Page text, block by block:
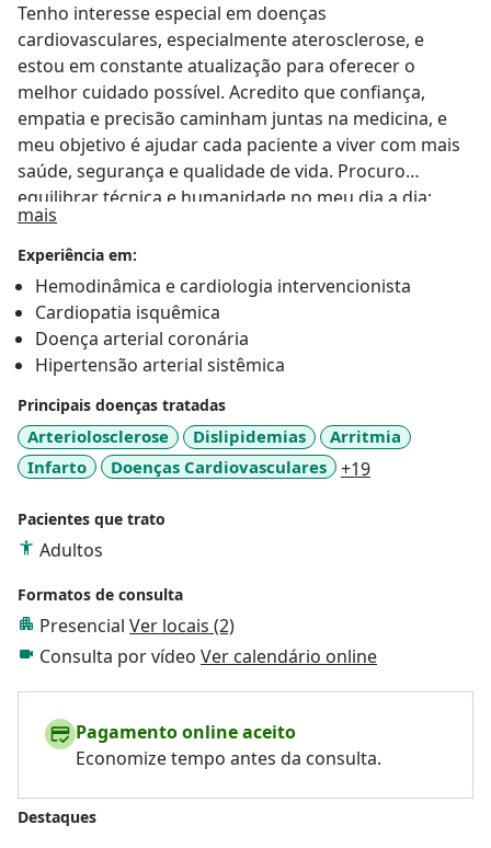
Tenho interesse especial em doenças
cardiovasculares, especialmente aterosclerose, e
estou em constante atualização para oferecer o
melhor cuidado possível. Acredito que confiança,
empatia e precisão caminham juntas na medicina, e
meu objetivo é ajudar cada paciente a viver com mais
saúde, segurança e qualidade de vida. Procuro
equilibrar técnica e humanidade no meu dia a dia:
explico claramente as opções de tratamento e adapto-
as à realidade de cada pessoa, para que se sinta
seguro e ativo no cuidado da sua saúde.
mais
Experiência em:
Hemodinâmica e cardiologia intervencionista
Cardiopatia isquêmica
Doença arterial coronária
Hipertensão arterial sistêmica
Principais doenças tratadas
Arteriolosclerose Dislipidemias
Arritmia
Infarto
Doenças Cardiovasculares +19
Pacientes que trato
Adultos
Formatos de consulta
Presencial Ver locais (2)
Consulta por vídeo Ver calendário online
Pagamento online aceito
Economize tempo antes da consulta.
Destaques